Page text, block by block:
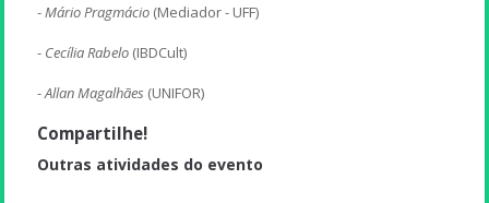
-Mário Pragmácio (Mediador - UFF)
- Cecília Rabelo (IBDCult)
-Allan Magalhães (UNIFOR)
Compartilhe!
Outras atividades do evento